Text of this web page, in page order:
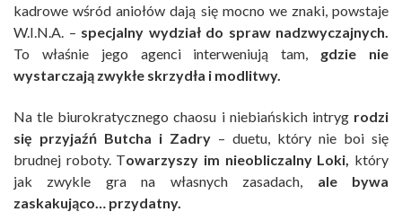
kadrowe wśród aniołów dają się mocno we znaki, powstaje
W.I.N.A. – specjalny wydział do spraw nadzwyczajnych.
To właśnie jego agenci interweniują tam, gdzie nie
wystarczają zwykłe skrzydła i modlitwy.
Na tle biurokratycznego chaosu i niebiańskich intryg rodzi
się przyjaźń Butcha i Zadry – duetu, który nie boi się
brudnej roboty. Towarzyszy im nieobliczalny Loki, który
jak zwykle gra na własnych zasadach, ale bywa
zaskakująco… przydatny.